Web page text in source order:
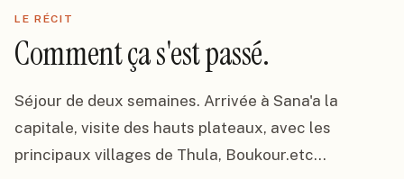
LE RÉCIT
Comment ça s'est passé.
Séjour de deux semaines. Arrivée à Sana'a la
capitale, visite des hauts plateaux, avec les
principaux villages de Thula, Boukour.etc...